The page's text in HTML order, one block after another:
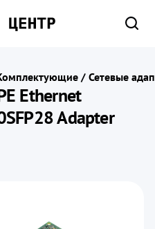
/ Сетевые
Ethernet
Adapter